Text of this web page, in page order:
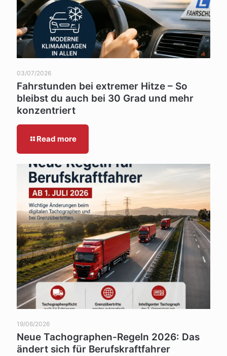
03/07/2026
Fahrstunden bei extremer Hitze – So
bleibst du auch bei 30 Grad und mehr
konzentriert
Read more
19/06/2026
Neue Tachographen-Regeln 2026: Das
ändert sich für Berufskraftfahrer